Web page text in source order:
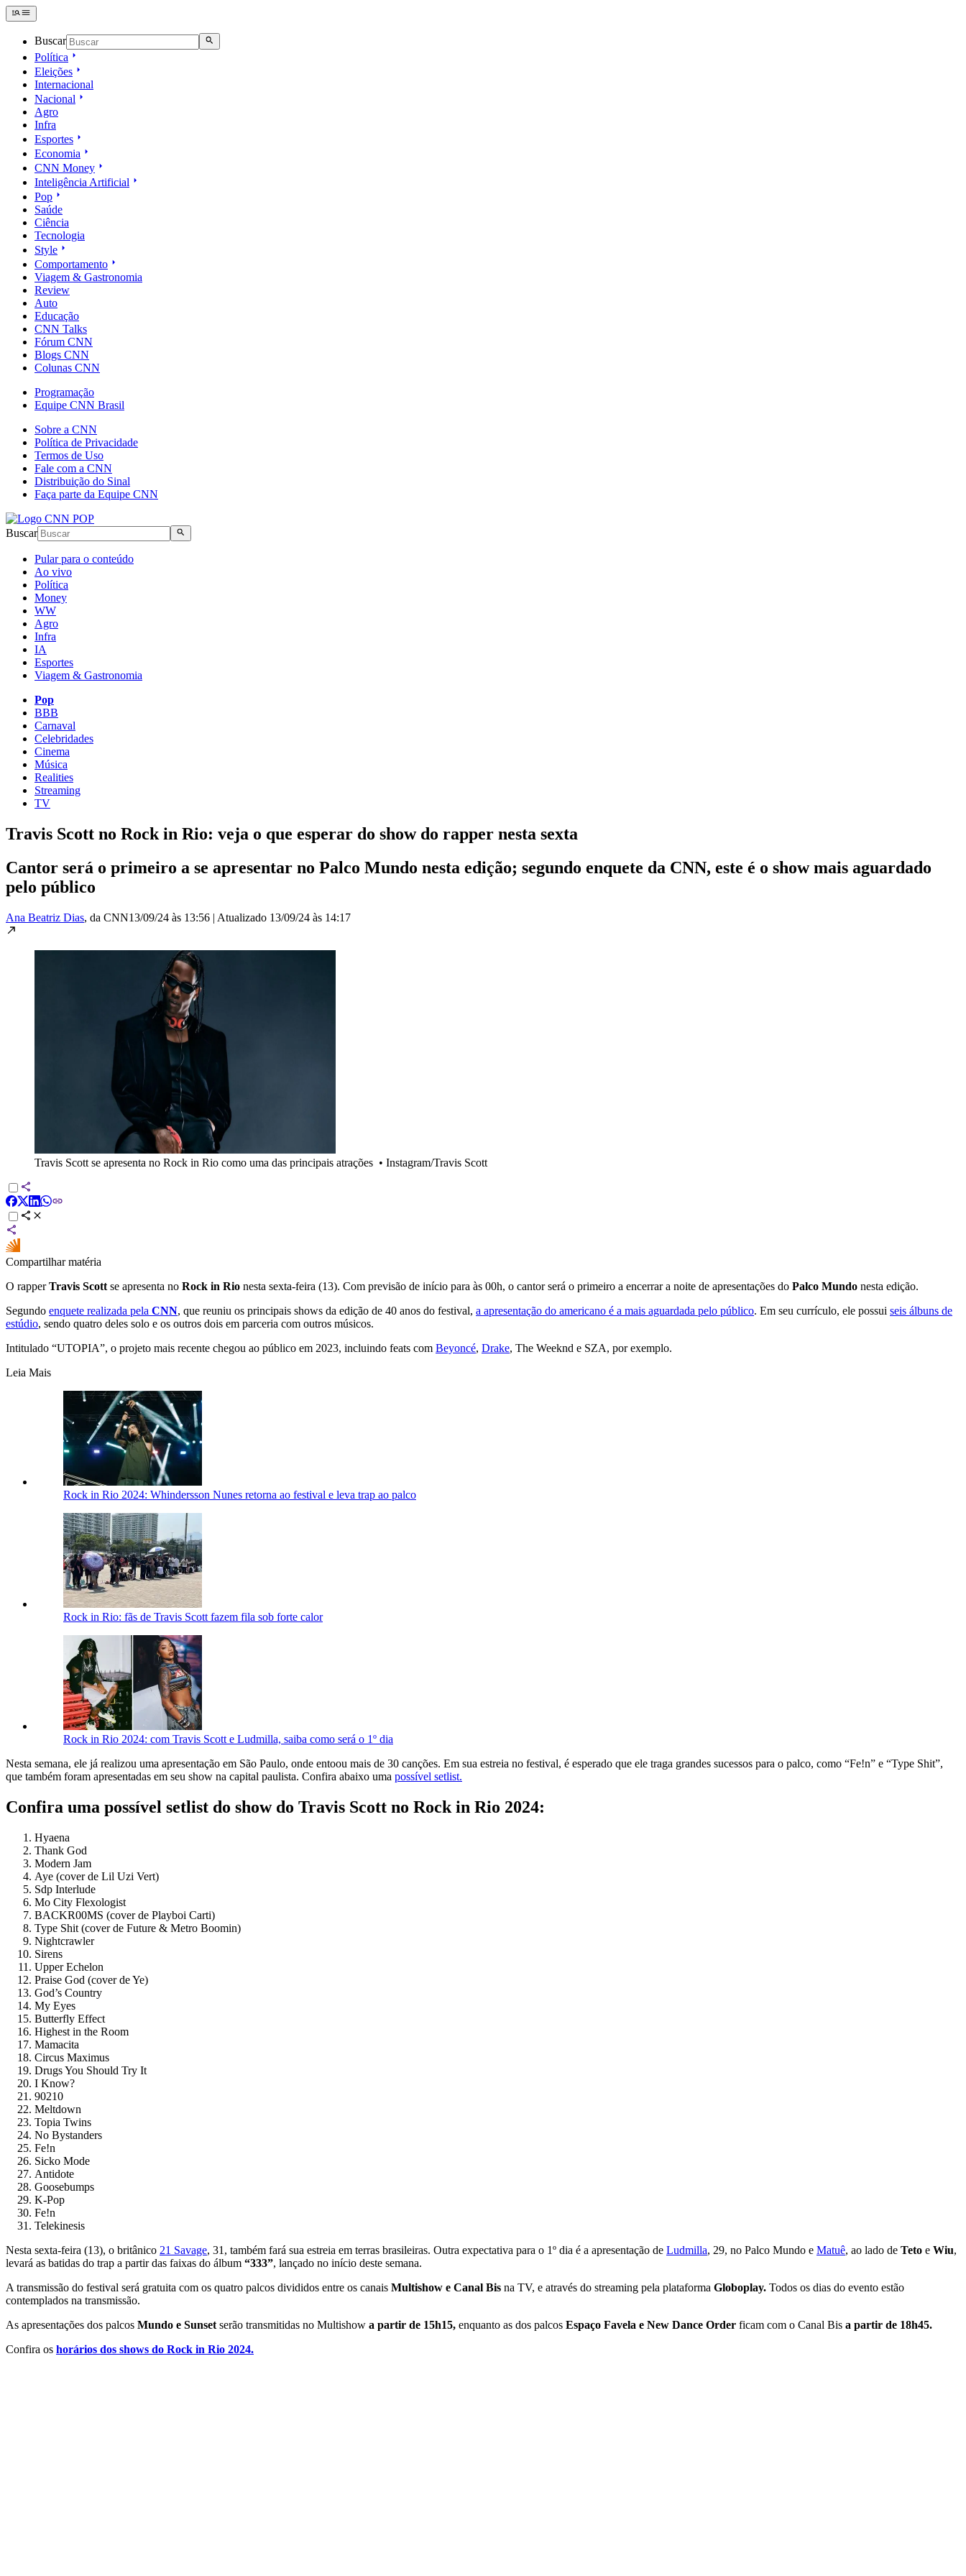
Buscar
Política
Eleições
Internacional
Nacional
Agro
Infra
Esportes
Economia
CNN Money
Inteligência Artificial
Pop
Saúde
Ciência
Tecnologia
Style
Comportamento
Viagem & Gastronomia
Review
Auto
Educação
CNN Talks
Fórum CNN
Blogs CNN
Colunas CNN
Programação
Equipe CNN Brasil
Sobre a CNN
Política de Privacidade
Termos de Uso
Fale com a CNN
Distribuição do Sinal
Faça parte da Equipe CNN
Buscar
Pular para o conteúdo
Ao vivo
Política
Money
WW
Agro
Infra
IA
Esportes
Viagem & Gastronomia
Pop
BBB
Carnaval
Celebridades
Cinema
Música
Realities
Streaming
TV
Travis Scott no Rock in Rio: veja o que esperar do show do rapper nesta sexta
Cantor será o primeiro a se apresentar no Palco Mundo nesta edição; segundo enquete da CNN, este é o show mais aguardado
pelo público
Ana Beatriz Dias, da CNN13/09/24 às 13:56 | Atualizado 13/09/24 às 14:17
Travis Scott se apresenta no Rock in Rio como uma das principais atrações • Instagram/Travis Scott
Compartilhar matéria
O rapperTravis Scott se apresenta no Rock in Rio nesta sexta-feira (13). Com previsão de início para às 00h, o cantor será o primeiro a encerrar a noite de apresentações do Palco Mundo nesta edição.
Segundo enquete realizada pela CNN, que reuniu os principais shows da edição de 40 anos do festival, a apresentação do americano é a mais aguardada pelo público. Em seu currículo, ele possui seis álbuns de
estúdio, sendo quatro deles solo e os outros dois em parceria com outros músicos.
Intitulado “UTOPIA”, o projeto mais recente chegou ao público em 2023, incluindo feats com Beyoncé, Drake, The Weeknd e SZA, por exemplo.
Leia Mais
Rock in Rio 2024: Whindersson Nunes retorna ao festival e leva trap ao palco
Rock in Rio: fãs de Travis Scott fazem fila sob forte calor
Rock in Rio 2024: com Travis Scott e Ludmilla, saiba como será o 1º dia
Nesta semana, ele já realizou uma apresentação em São Paulo, onde entoou mais de 30 canções. Em sua estreia no festival, é esperado que ele traga grandes sucessos para o palco, como “Fe!n” e “Type Shit”,
que também foram apresentadas em seu show na capital paulista. Confira abaixo uma possível setlist.
Confira uma possível setlist do show do Travis Scott no Rock in Rio 2024:
Hyaena
Thank God
Modern Jam
Aye (cover de Lil Uzi Vert)
Sdp Interlude
Mo City Flexologist
BACKR00MS (cover de Playboi Carti)
Type Shit (cover de Future & Metro Boomin)
Nightcrawler
Sirens
Upper Echelon
Praise God (cover de Ye)
God’s Country
My Eyes
Butterfly Effect
Highest in the Room
Mamacita
Circus Maximus
Drugs You Should Try It
I Know?
90210
Meltdown
Topia Twins
No Bystanders
Fe!n
Sicko Mode
Antidote
Goosebumps
K-Pop
Fe!n
Telekinesis
Nesta sexta-feira (13), o britânico 21 Savage, 31, também fará sua estreia em terras brasileiras. Outra expectativa para o 1º dia é a apresentação de Ludmilla, 29, no Palco Mundo e Matuê, ao lado de Teto e Wiu,
levará as batidas do trap a partir das faixas do álbum “333”, lançado no início deste semana.
A transmissão do festival será gratuita com os quatro palcos divididos entre os canais Multishow e Canal Bis na TV, e através do streaming pela plataforma Globoplay. Todos os dias do evento estão
contemplados na transmissão.
As apresentações dos palcos Mundo e Sunset serão transmitidas no Multishow a partir de 15h15, enquanto as dos palcos Espaço Favela e New Dance Order ficam com o Canal Bis a partir de 18h45.
Confira os horários dos shows do Rock in Rio 2024.